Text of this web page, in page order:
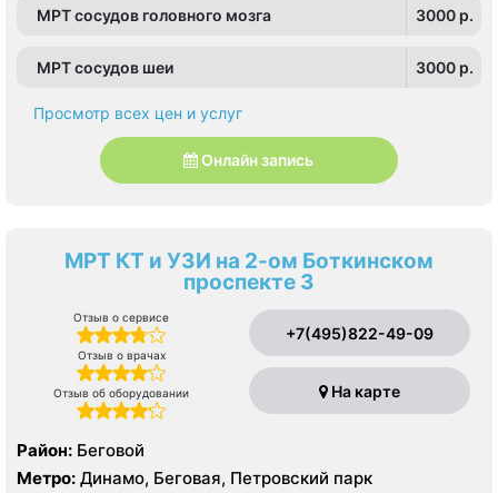
МРТ сосудов головного мозга 3000 p.
МРТ сосудов шеи 3000 p.
Просмотр всех цен и услуг
Онлайн запись
МРТ КТ и УЗИ на 2-ом Боткинском
проспекте 3
Отзыв о сервисе
Отзыв о врачах
Отзыв об оборудовании
+7(495)822-49-09
На карте
Район: Беговой
Метро: Динамо, Беговая, Петровский парк